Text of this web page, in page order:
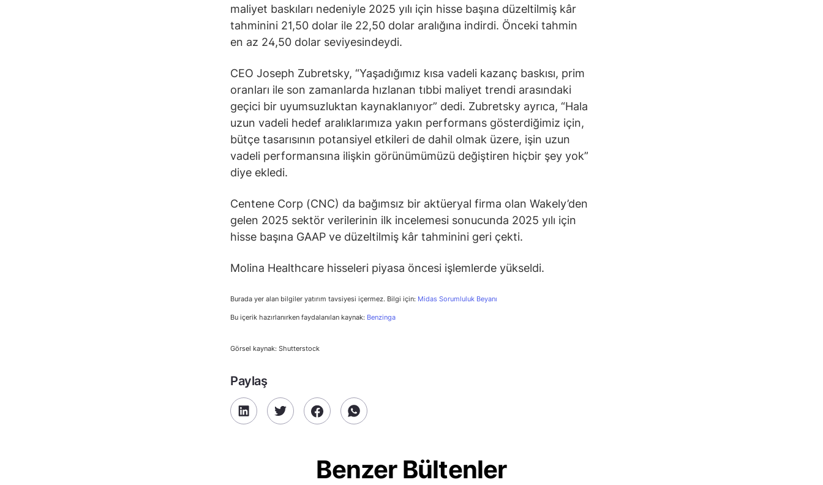
maliyet baskıları nedeniyle 2025 yılı için hisse başına düzeltilmiş kâr
tahminini 21,50 dolar ile 22,50 dolar aralığına indirdi. Önceki tahmin
en az 24,50 dolar seviyesindeydi.
CEO Joseph Zubretsky, “Yaşadığımız kısa vadeli kazanç baskısı, prim
oranları ile son zamanlarda hızlanan tıbbi maliyet trendi arasındaki
geçici bir uyumsuzluktan kaynaklanıyor” dedi. Zubretsky ayrıca, “Hala
uzun vadeli hedef aralıklarımıza yakın performans gösterdiğimiz için,
bütçe tasarısının potansiyel etkileri de dahil olmak üzere, işin uzun
vadeli performansına ilişkin görünümümüzü değiştiren hiçbir şey yok”
diye ekledi.
Centene Corp (CNC) da bağımsız bir aktüeryal firma olan Wakely’den
gelen 2025 sektör verilerinin ilk incelemesi sonucunda 2025 yılı için
hisse başına GAAP ve düzeltilmiş kâr tahminini geri çekti.
Molina Healthcare hisseleri piyasa öncesi işlemlerde yükseldi.
Burada yer alan bilgiler yatırım tavsiyesi içermez. Bilgi için: Midas Sorumluluk Beyanı
Bu içerik hazırlanırken faydalanılan kaynak: Benzinga
Görsel kaynak: Shutterstock
Paylaş
Benzer Bültenler